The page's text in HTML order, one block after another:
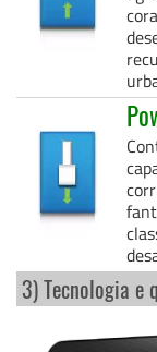
3) Tecnologia e